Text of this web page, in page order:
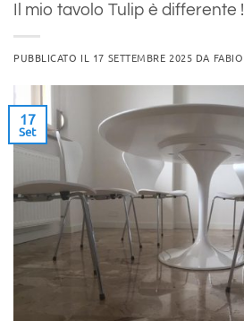
Il mio tavolo Tulip è differente !
PUBBLICATO IL 17 SETTEMBRE 2025 DA FABIO
17
Set